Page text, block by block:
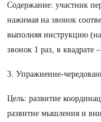
Содержание: участник
нажимая на звонок
выполняя инструкцию
звонок 1 раз, в квадрате
3. Упражнение-
Цель: развитие
развитие мышления и